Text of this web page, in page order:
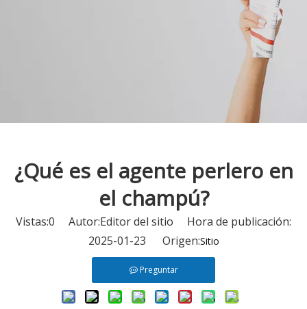
¿Qué es el agente perlero en
el champú?
Vistas:0 Autor:Editor del sitio Hora de publicación:
2025-01-23 Origen:Sitio
Preguntar